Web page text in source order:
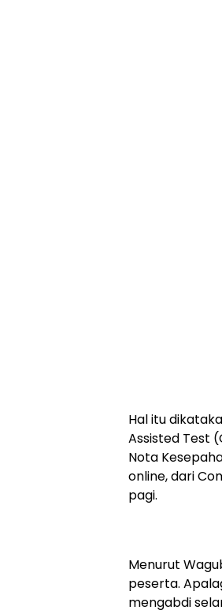
Hal itu
Assisted Test
Nota
online, dari
pagi.
Menurut
peserta.
mengabdi